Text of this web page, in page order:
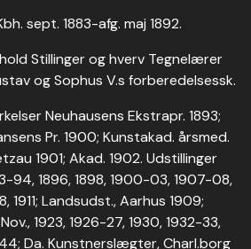
sept. 1883-afg. maj 1892.
Stillinger og hverv Tegnelærer
og Sophus V.s forberedelsessk.
Neuhausens Ekstrapr. 1893;
Pr. 1900; Kunstakad. årsmed.
1901; Akad. 1902. Udstillinger
94, 1896, 1898, 1900-03, 1907-08,
1911; Landsudst., Aarhus 1909;
1923, 1926-27, 1930, 1932-33,
Da. Kunstnerslægter, Charl.borg